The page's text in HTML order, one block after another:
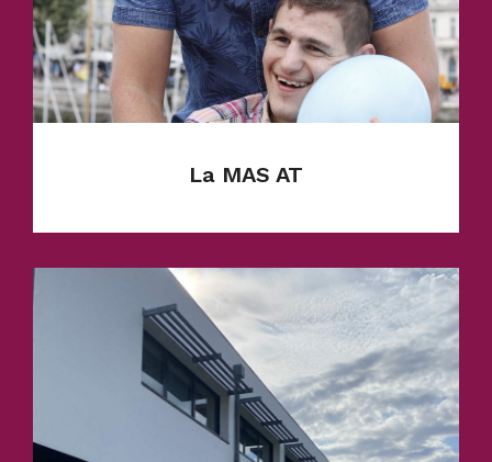
La MAS AT
Accueil Temporaire - Créé en 2008. C’est un
établissement de 6 places accueillant des
adultes en situation de handicaps lourds. Il y
a 1 place d’accueil temporaire de jour et 5
places d’accueil temporaire d’internat.